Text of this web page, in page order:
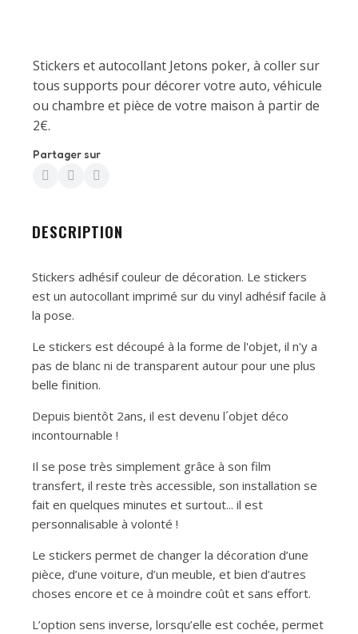
Stickers et autocollant Jetons poker, à coller sur
tous supports pour décorer votre auto, véhicule
ou chambre et pièce de votre maison à partir de
2€.
Partager sur
DESCRIPTION
Stickers adhésif couleur de décoration. Le stickers
est un autocollant imprimé sur du vinyl adhésif facile à
la pose.
Le stickers est découpé à la forme de l'objet, il n'y a
pas de blanc ni de transparent autour pour une plus
belle finition.
Depuis bientôt 2ans, il est devenu l´objet déco
incontournable !
Il se pose très simplement grâce à son film
transfert, il reste très accessible, son installation se
fait en quelques minutes et surtout... il est
personnalisable à volonté !
Le stickers permet de changer la décoration d’une
pièce, d’une voiture, d’un meuble, et bien d’autres
choses encore et ce à moindre coût et sans effort.
L’option sens inverse, lorsqu’elle est cochée, permet